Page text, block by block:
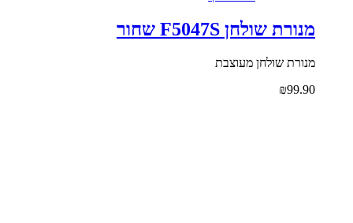
מנורת שולחן F5047S שחור
מנורת שולחן מעוצבת
₪99.90